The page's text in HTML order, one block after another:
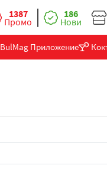
1387
Промо
186
Нови
BulMag Приложение